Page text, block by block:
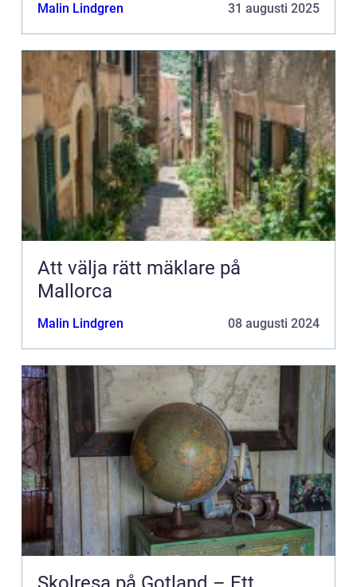
Malin Lindgren 31 augusti 2025
Att välja rätt mäklare på
Mallorca
Malin Lindgren 08 augusti 2024